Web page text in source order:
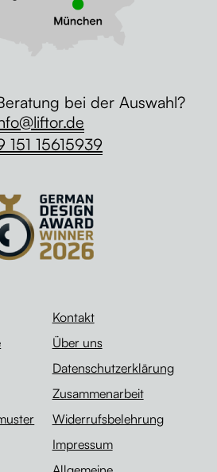
Kontakt
Über uns
Datenschutzerklärung
Zusammenarbeit
Widerrufsbelehrung
Impressum
bei der Auswahl?
151 15615939